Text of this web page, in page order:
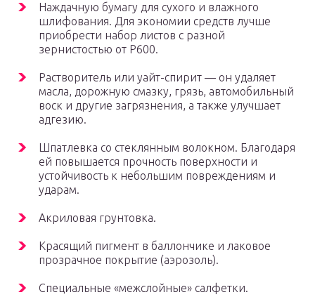
Наждачную бумагу для сухого и влажного
шлифования. Для экономии средств лучше
приобрести набор листов с разной
зернистостью от Р600.
Растворитель или уайт-спирит — он удаляет
масла, дорожную смазку, грязь, автомобильный
воск и другие загрязнения, а также улучшает
адгезию.
Шпатлевка со стеклянным волокном. Благодаря
ей повышается прочность поверхности и
устойчивость к небольшим повреждениям и
ударам.
Акриловая грунтовка.
Красящий пигмент в баллончике и лаковое
прозрачное покрытие (аэрозоль).
Специальные «межслойные» салфетки.